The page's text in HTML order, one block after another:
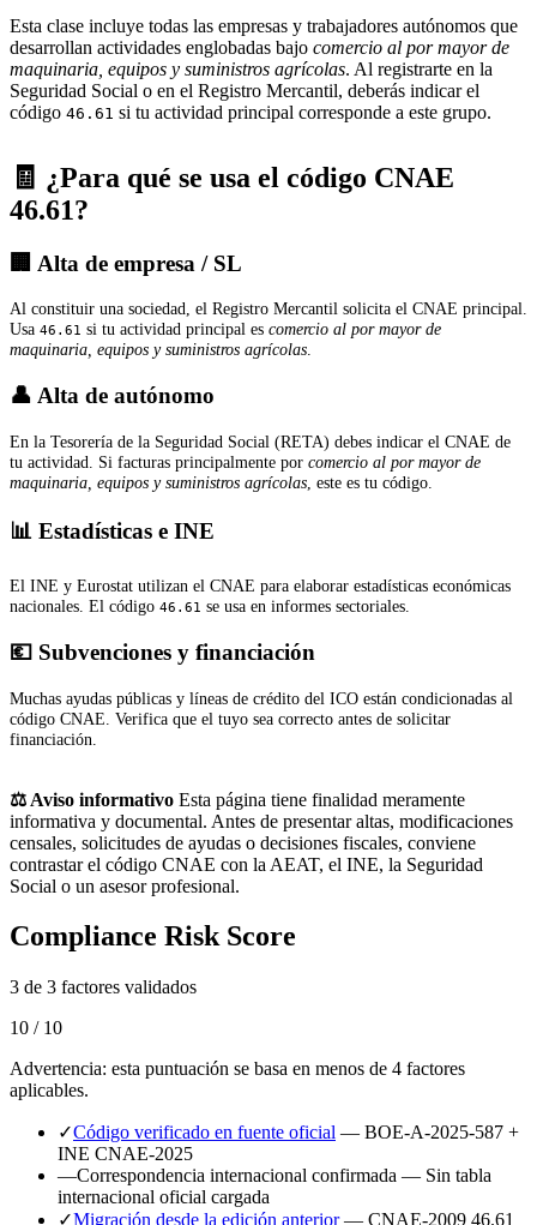
Esta clase incluye todas las empresas y trabajadores autónomos que
desarrollan actividades englobadas bajo comercio al por mayor de
maquinaria, equipos y suministros agrícolas. Al registrarte en la
Seguridad Social o en el Registro Mercantil, deberás indicar el
código 46.61 si tu actividad principal corresponde a este grupo.
🧾 ¿Para qué se usa el código CNAE
46.61?
🏢 Alta de empresa / SL
Al constituir una sociedad, el Registro Mercantil solicita el CNAE principal.
Usa 46.61 si tu actividad principal es comercio al por mayor de
maquinaria, equipos y suministros agrícolas.
👤 Alta de autónomo
En la Tesorería de la Seguridad Social (RETA) debes indicar el CNAE de
tu actividad. Si facturas principalmente por comercio al por mayor de
maquinaria, equipos y suministros agrícolas , este es tu código.
📊 Estadísticas e INE
El INE y Eurostat utilizan el CNAE para elaborar estadísticas económicas
nacionales. El código 46.61 se usa en informes sectoriales.
💶 Subvenciones y financiación
Muchas ayudas públicas y líneas de crédito del ICO están condicionadas al
código CNAE. Verifica que el tuyo sea correcto antes de solicitar
financiación.
⚖️ Aviso informativo Esta página tiene finalidad meramente
informativa y documental. Antes de presentar altas, modificaciones
censales, solicitudes de ayudas o decisiones fiscales, conviene
contrastar el código CNAE con la AEAT, el INE, la Seguridad
Social o un asesor profesional.
Compliance Risk Score
3 de 3 factores validados
10 / 10
Advertencia: esta puntuación se basa en menos de 4 factores
aplicables.
✓Código verificado en fuente oficial — BOE-A-2025-587 +
INE CNAE-2025
—Correspondencia internacional confirmada — Sin tabla
internacional oficial cargada
✓Migración desde la edición anterior — CNAE-2009 46.61